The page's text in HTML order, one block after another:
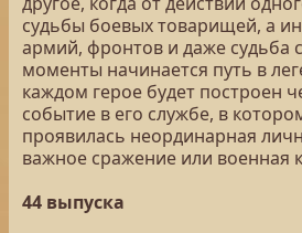
судьбы боевых товарищей, а
армий, фронтов и даже судьба
моменты начинается путь в
каждом герое будет построен
событие в его службе, в
проявилась неординарная
важное сражение или военная
44 выпуска